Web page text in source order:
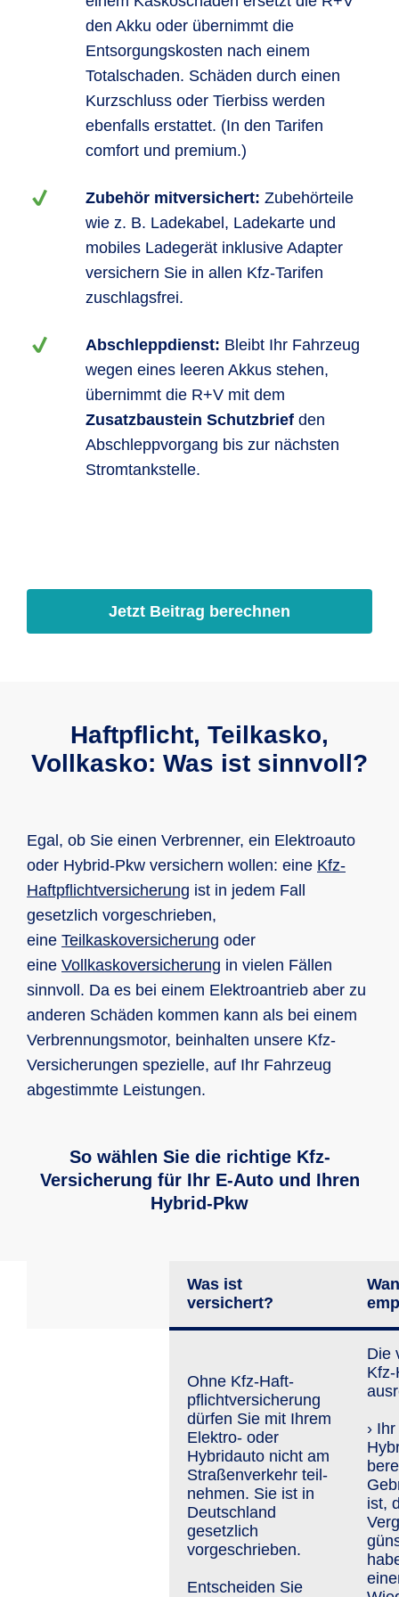
den Akku oder übernimmt die
Entsorgungskosten nach einem
Totalschaden. Schäden durch einen
Kurzschluss oder Tierbiss werden
ebenfalls erstattet. (In den Tarifen
comfort und premium.)
Zubehör mitversichert: Zubehörteile
wie z. B. Ladekabel, Ladekarte und
mobiles Ladegerät inklusive Adapter
versichern Sie in allen Kfz-Tarifen
zuschlagsfrei.
Abschleppdienst: Bleibt Ihr Fahrzeug
wegen eines leeren Akkus stehen,
übernimmt die R+V mit dem
Zusatzbaustein Schutzbrief den
Abschleppvorgang bis zur nächsten
Strom­tank­stelle.
Jetzt Beitrag berechnen
Haftpflicht, Teilkasko,
Vollkasko: Was ist sinnvoll?
Egal, ob Sie einen Verbrenner, ein Elektroauto
oder Hybrid-Pkw versichern wollen: eine Kfz-
Haft­pflicht­ver­siche­rung ist in jedem Fall
gesetzlich vorgeschrieben,
eine Teilkaskoversicherung oder
eine Vollkaskoversicherung in vielen Fällen
sinnvoll. Da es bei einem Elektroantrieb aber zu
anderen Schäden kommen kann als bei einem
Verbrennungsmotor, beinhalten unsere Kfz-
Versicherungen spezielle, auf Ihr Fahrzeug
abgestimmte Leistungen.
So wählen Sie die richtige Kfz-
Versicherung für Ihr E-Auto und Ihren
Hybrid-Pkw
Was ist
versichert?
Ohne Kfz-Haft­
pflicht­versiche­rung
dürfen Sie mit Ihrem
Elektro- oder
Hybridauto nicht am
Straßen­ver­kehr teil­
neh­men. Sie ist in
Deutschland
gesetzlich
vorgeschrieben.
Entscheiden Sie
Die
›
ist,